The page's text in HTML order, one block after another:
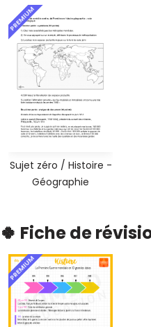
PREMIUM
Sujet zéro / Histoire -
Géographie
🍀 Fiche de
PREMIUM